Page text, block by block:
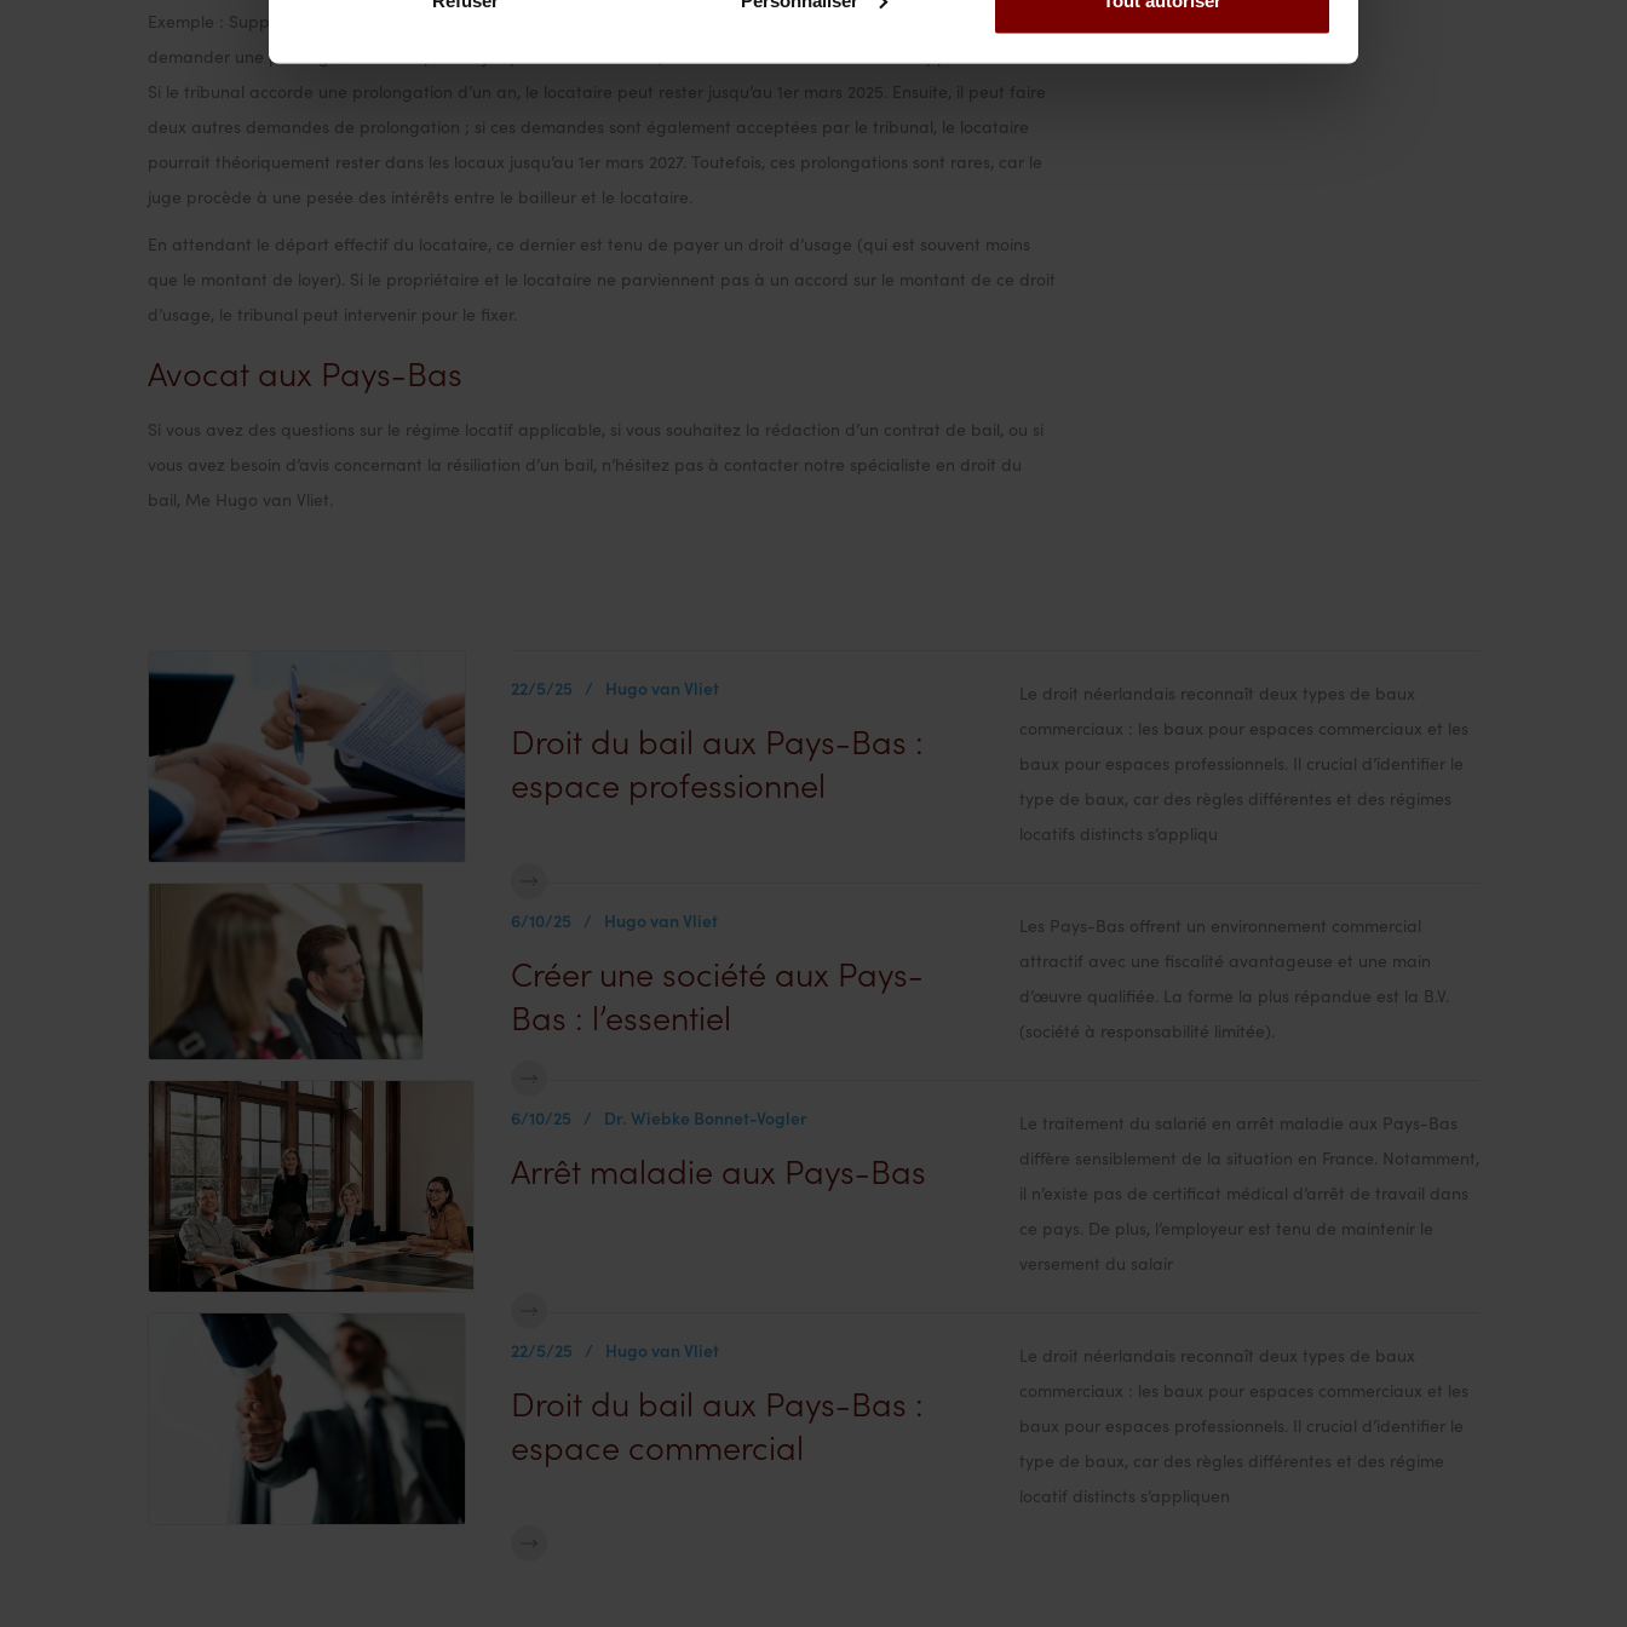
Exemple : Supposons que le propriétaire notifie l’expulsion pour le 1er janvier 2024. Le locataire peut alors
demander une prolongation de l’expulsion jusqu’au 1er mars 2024, bénéficiant ainsi de deux mois supplémentaires.
Si le tribunal accorde une prolongation d’un an, le locataire peut rester jusqu’au 1er mars 2025. Ensuite, il peut faire
deux autres demandes de prolongation ; si ces demandes sont également acceptées par le tribunal, le locataire
pourrait théoriquement rester dans les locaux jusqu’au 1er mars 2027. Toutefois, ces prolongations sont rares, car le
juge procède à une pesée des intérêts entre le bailleur et le locataire.
En attendant le départ effectif du locataire, ce dernier est tenu de payer un droit d’usage (qui est souvent moins
que le montant de loyer). Si le propriétaire et le locataire ne parviennent pas à un accord sur le montant de ce droit
d’usage, le tribunal peut intervenir pour le fixer.
Avocat aux Pays-Bas
Si vous avez des questions sur le régime locatif applicable, si vous souhaitez la rédaction d’un contrat de bail, ou si
vous avez besoin d’avis concernant la résiliation d’un bail, n’hésitez pas à contacter notre spécialiste en droit du
bail, Me Hugo van Vliet.
22/5/25 / Hugo van Vliet
Droit du bail aux Pays-Bas :
espace professionnel
Le droit néerlandais reconnaît deux types de baux
commerciaux : les baux pour espaces commerciaux et les
baux pour espaces professionnels. Il crucial d’identifier le
type de baux, car des règles différentes et des régimes
locatifs distincts s’appliqu
6/10/25 / Hugo van Vliet
Créer une société aux Pays-
Bas : l’essentiel
Les Pays-Bas offrent un environnement commercial
attractif avec une fiscalité avantageuse et une main
d’œuvre qualifiée. La forme la plus répandue est la B.V.
(société à responsabilité limitée).
6/10/25 / Dr. Wiebke Bonnet-Vogler
Arrêt maladie aux Pays-Bas
Le traitement du salarié en arrêt maladie aux Pays-Bas
diffère sensiblement de la situation en France. Notamment,
il n’existe pas de certificat médical d’arrêt de travail dans
ce pays. De plus, l’employeur est tenu de maintenir le
versement du salair
22/5/25 / Hugo van Vliet
Droit du bail aux Pays-Bas :
espace commercial
Le droit néerlandais reconnaît deux types de baux
commerciaux : les baux pour espaces commerciaux et les
baux pour espaces professionnels. Il crucial d’identifier le
type de baux, car des règles différentes et des régime
locatif distincts s’appliquen